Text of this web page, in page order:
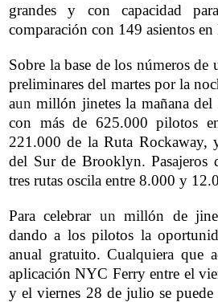
grandes y con capacidad
comparación con 149 asientos en
Sobre la base de los números de
preliminares del martes por la
aunmillón jinetes la mañana
con más de 625.000 pilotos
221.000 de la Ruta Rockaway,
del Sur de Brooklyn. Pasajeros
tres rutas oscila entre 8.000 y
Para celebrarunmillón de
dando a los pilotos la
anual gratuito. Cualquiera que
aplicación NYC Ferry entre el
y el viernes 28 de julio se puede